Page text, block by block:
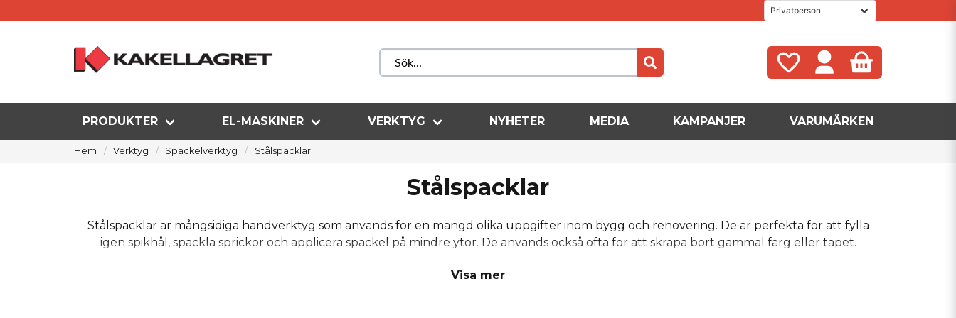
PRODUKTER EL-MASKINER VERKTYG NYHETER MEDIA KAMPANJER VARUMÄRKEN
Hem Verktyg Spackelverktyg Stålspacklar
Stålspacklar
Stålspacklar är mångsidiga handverktyg som används för en mängd olika uppgifter inom bygg och renovering. De är perfekta för att fylla
igen spikhål, spackla sprickor och applicera spackel på mindre ytor. De används också ofta för att skrapa bort gammal färg eller tapet.
Maximerad precision och flexibilitet
Visa mer